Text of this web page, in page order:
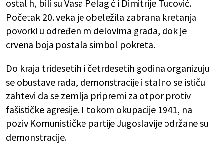
ostalih, bili su Vasa Pelagić i Dimitrije Tucović.
Početak 20. veka je obeležila zabrana kretanja
povorki u određenim delovima grada, dok je
crvena boja postala simbol pokreta.
Do kraja tridesetih i četrdesetih godina organizuju
se obustave rada, demonstracije i stalno se ističu
zahtevi da se zemlja pripremi za otpor protiv
fašističke agresije. I tokom okupacije 1941, na
poziv Komunističke partije Jugoslavije održane su
demonstracije.